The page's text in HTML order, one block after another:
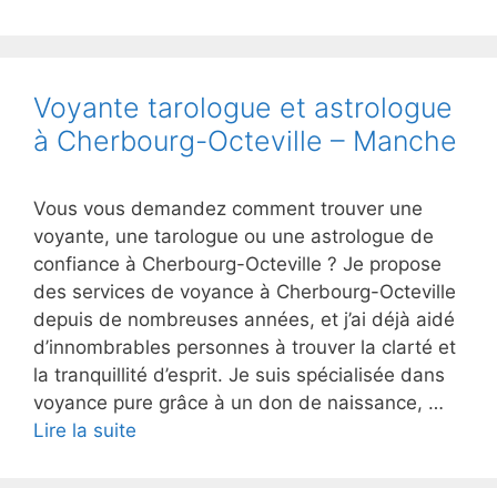
Voyante tarologue et astrologue
à Cherbourg-Octeville – Manche
Vous vous demandez comment trouver une
voyante, une tarologue ou une astrologue de
confiance à Cherbourg-Octeville ? Je propose
des services de voyance à Cherbourg-Octeville
depuis de nombreuses années, et j’ai déjà aidé
d’innombrables personnes à trouver la clarté et
la tranquillité d’esprit. Je suis spécialisée dans
voyance pure grâce à un don de naissance, …
Lire la suite